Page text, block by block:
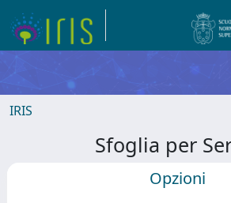
IRIS
Sfoglia per
Opzioni